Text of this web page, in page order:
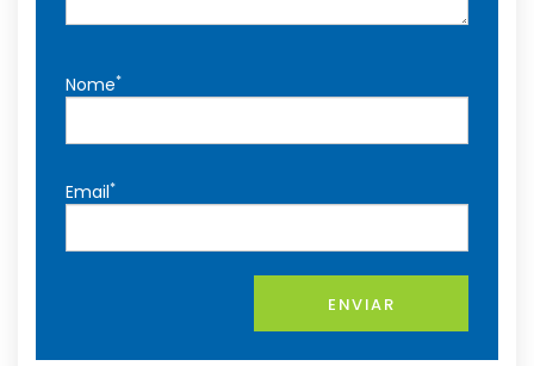
Nome*
Email*
ENVIAR